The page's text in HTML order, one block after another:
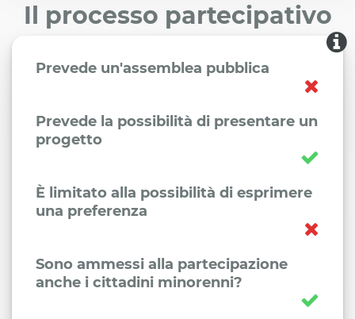
Il processo partecipativo
Prevede un'assemblea pubblica
Prevede la possibilità di presentare un
progetto
È limitato alla possibilità di esprimere
una preferenza
Sono ammessi alla partecipazione
anche i cittadini minorenni?